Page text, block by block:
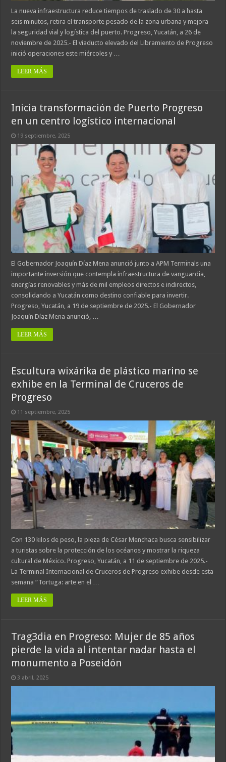
La nueva infraestructura reduce tiempos de traslado de 30 a hasta
seis minutos, retira el transporte pesado de la zona urbana y mejora
la seguridad vial y logística del puerto. Progreso, Yucatán, a 26 de
noviembre de 2025.- El viaducto elevado del Libramiento de Progreso
inició operaciones este miércoles y …
LEER MÁS
Inicia transformación de Puerto Progreso
en un centro logístico internacional
19 septiembre, 2025
El Gobernador Joaquín Díaz Mena anunció junto a APM Terminals una
importante inversión que contempla infraestructura de vanguardia,
energías renovables y más de mil empleos directos e indirectos,
consolidando a Yucatán como destino confiable para invertir.
Progreso, Yucatán, a 19 de septiembre de 2025.- El Gobernador
Joaquín Díaz Mena anunció, …
LEER MÁS
Escultura wixárika de plástico marino se
exhibe en la Terminal de Cruceros de
Progreso
11 septiembre, 2025
Con 130 kilos de peso, la pieza de César Menchaca busca sensibilizar
a turistas sobre la protección de los océanos y mostrar la riqueza
cultural de México. Progreso, Yucatán, a 11 de septiembre de 2025.-
La Terminal Internacional de Cruceros de Progreso exhibe desde esta
semana “Tortuga: arte en el …
LEER MÁS
Trag3dia en Progreso: Mujer de 85 años
pierde la vida al intentar nadar hasta el
monumento a Poseidón
3 abril, 2025